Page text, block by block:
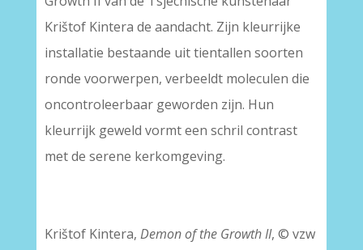
Krištof Kintera de aandacht. Zijn kleurrijke
installatie bestaande uit tientallen soorten
ronde voorwerpen, verbeeldt moleculen die
oncontroleerbaar geworden zijn. Hun
kleurrijk geweld vormt een schril contrast
met de serene kerkomgeving.
Krištof Kintera, Demon of the Growth II, © vzw